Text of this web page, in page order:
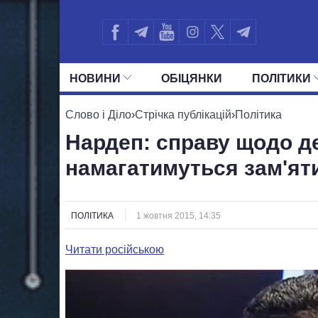
НОВИНИ ОБIЦЯНКИ ПОЛIТИКИ
УСІ ПОЛІТИКИ ПРЕЗИДЕНТ І ОФІС
Слово і Діло›Стрічка публікацій›Політика
Нардеп: справу щодо
намагатимуться
ПОЛІТИКА 1 жовтня 2015, 14:35
Читати російською